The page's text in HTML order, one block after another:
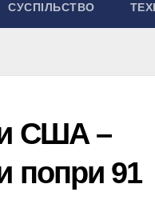
СУСПІЛЬСТВО
США –
попри 91